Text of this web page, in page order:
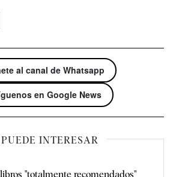
al canal de Whatsapp
en Google News
INTERESAR
"totalmente recomendados"